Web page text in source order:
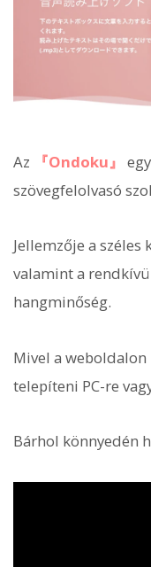
Az 『Ondoku』
szövegfelolvasó
Jellemzője a széles
valamint a
hangminőség.
Mivel a weboldalon
telepíteni PC-re
Bárhol könnyedén